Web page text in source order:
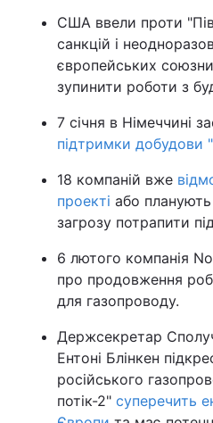
США ввели проти
санкцій і
європейських
зупинити роботи з
7 січня в Німеччині
підтримки добудови
18 компаній вже
проекті або
загрозу потрапити
6 лютого компанія
про продовження
для газопроводу.
Держсекретар
Ентоні Блінкен
російського
потік-2" суперечить